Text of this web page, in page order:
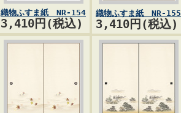
織物ふすま紙 NR-154
3,410円(税込)
織物ふすま紙 NR-155
3,410円(税込)